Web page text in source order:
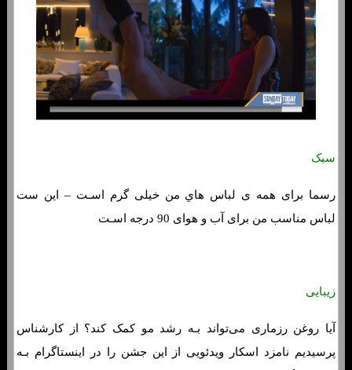
سبک
رسما برای همه ی لباس هاي‌ من خیلی گرم اسـت – این ست
لباس مناسب من برای آب و هوای 90 درجه اسـت
زیبایی
آیا روغن رزماری می‌تواند بـه رشد مو کمک کند؟ از کارشناس
پرسیدیم نامزد اسکار ویدئویی از این جشن را در اینستاگرام بـه